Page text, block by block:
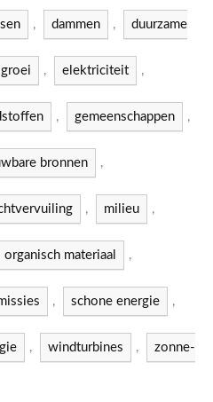
, dammen , duurzame
, elektriciteit ,
, gemeenschappen ,
bronnen ,
, milieu ,
organisch materiaal ,
, schone energie ,
, windturbines , zonne-